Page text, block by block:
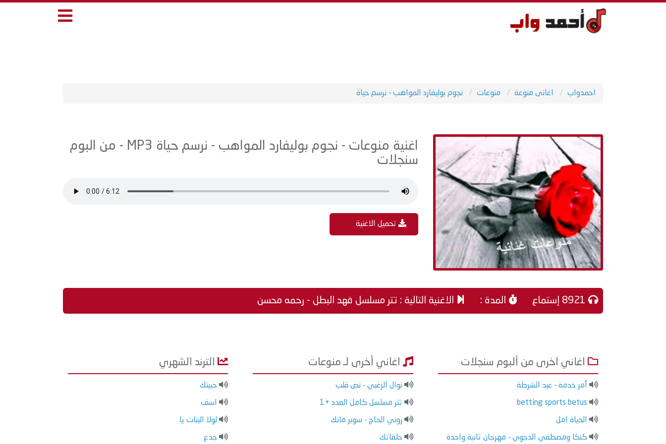
احمدواب اغانى منوعة منوعات نجوم بوليفارد المواهب - نرسم حياة
اغنية منوعات - نجوم بوليفارد المواهب - نرسم حياة MP3 - من البوم
سنجلات
تحميل الاغنية
المدة : الاغنية التالية : تتر مسلسل فهد البطل - رحمه محسن
اغاني اخرى من ألبوم سنجلات
أمر خدمة - عيد الشرطة
betting sports betus
الحياة امل
كنكا ومصطفي الدجوي - مهرجان ثانية واحدة
اغاني أخرى لـ منوعات
نوال الزغبي - نص قلب
تتر مسلسل كامل العدد +1
روني الحاج - سوبر مانك
حلقاتك
الترند الشهري
حبيتك
اسف
لولا البنات يا
جدع